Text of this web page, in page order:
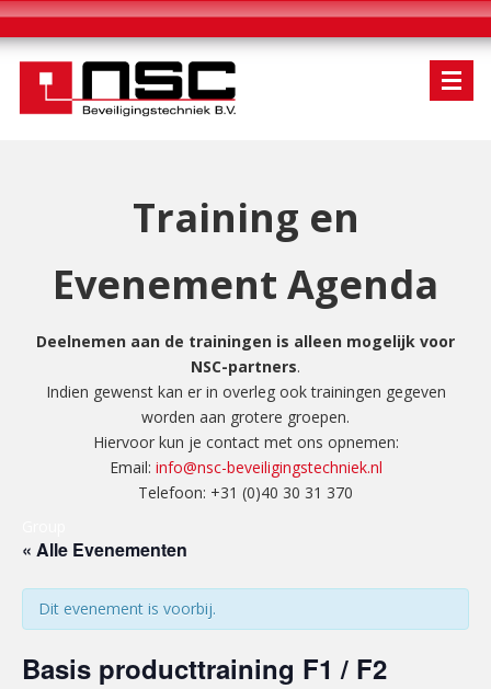
Training en
Evenement Agenda
Deelnemen aan de trainingen is alleen mogelijk voor
NSC-partners.
Indien gewenst kan er in overleg ook trainingen gegeven
worden aan grotere groepen.
Hiervoor kun je contact met ons opnemen:
Email: info@nsc-beveiligingstechniek.nl
Telefoon: +31 (0)40 30 31 370
« Alle Evenementen
Dit evenement is voorbij.
Basis producttraining F1 / F2